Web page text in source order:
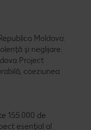
Moldova.
și neglijare.
Project
coeziunea
155.000 de
esențial al